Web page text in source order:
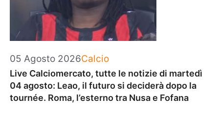
05 Agosto 2026Categorie
Calcio
Live Calciomercato, tutte le notizie di martedì
04 agosto: Leao, il futuro si deciderà dopo la
tournée. Roma, l’esterno tra Nusa e Fofana